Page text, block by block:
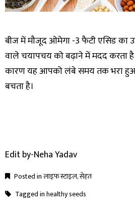
बीज में मौजूद ओमेगा -3 फैटी एसिड का
वाले चयापचय को बढ़ाने में मदद करता
कारण यह आपको लंबे समय तक भरा
बचता है।
Edit by-Neha Yadav
Posted inलाइफ स्टाइल,सेहत
Tagged inhealthy seeds